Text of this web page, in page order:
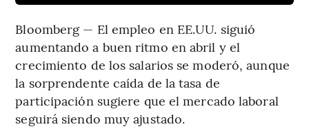
Bloomberg — El empleo en EE.UU. siguió
aumentando a buen ritmo en abril y el
crecimiento de los salarios se moderó, aunque
la sorprendente caída de la tasa de
participación sugiere que el mercado laboral
seguirá siendo muy ajustado.